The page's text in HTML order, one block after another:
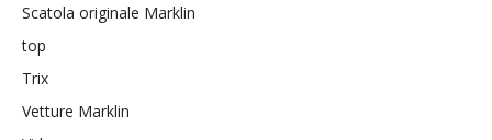
Scatola originale Marklin
top
Trix
Vetture Marklin